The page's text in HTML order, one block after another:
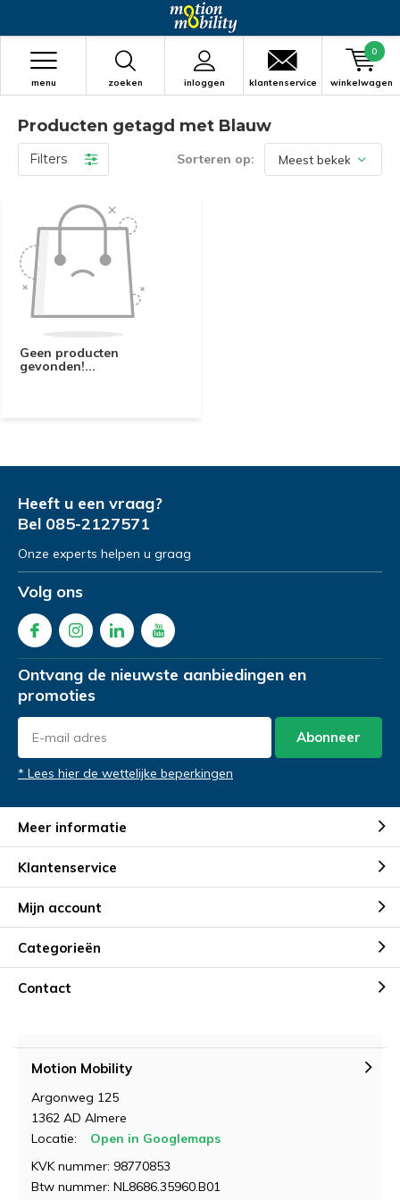
zoeken inloggen
menu klantenservice winkelwagen
0
Producten getagd met Blauw
Filters Sorteren op:
Geen producten
gevonden!...
Heeft u een vraag?
Bel 085-2127571
Onze experts helpen u graag
Volg ons
Ontvang de nieuwste aanbiedingen en
promoties
Abonneer
* Lees hier de wettelijke beperkingen
Meer informatie
Klantenservice
Mijn account
Categorieën
Contact
Motion Mobility
Argonweg 125
1362 AD Almere
Locatie:
Open in Googlemaps
KVK nummer: 98770853
Btw nummer: NL8686.35960.B01